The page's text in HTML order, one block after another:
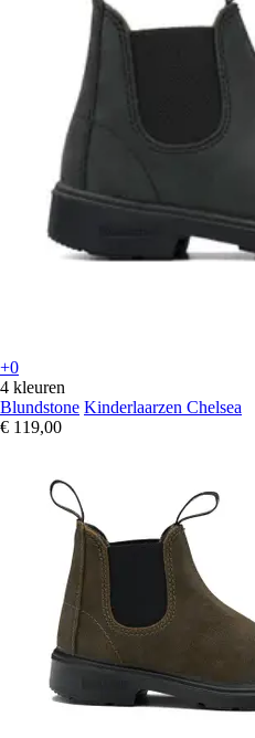
+0
4 kleuren
Blundstone Kinderlaarzen Chelsea
€ 119,00